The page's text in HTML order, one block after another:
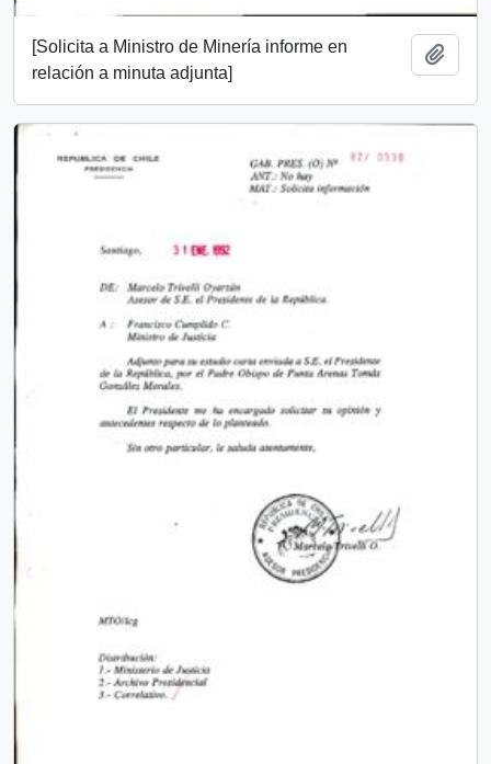
[Solicita a Ministro de Minería informe en
relación a minuta adjunta]